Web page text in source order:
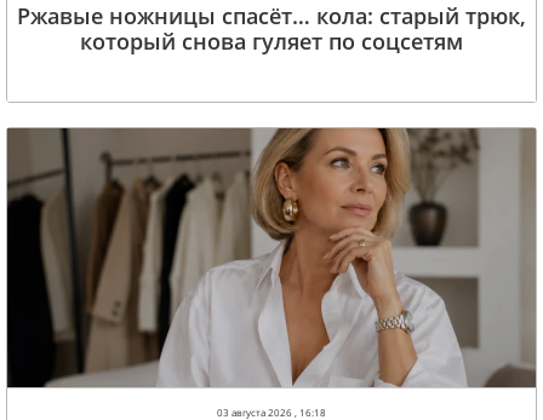
Ржавые ножницы спасёт… кола: старый трюк,
который снова гуляет по соцсетям
03 августа 2026 , 16:18